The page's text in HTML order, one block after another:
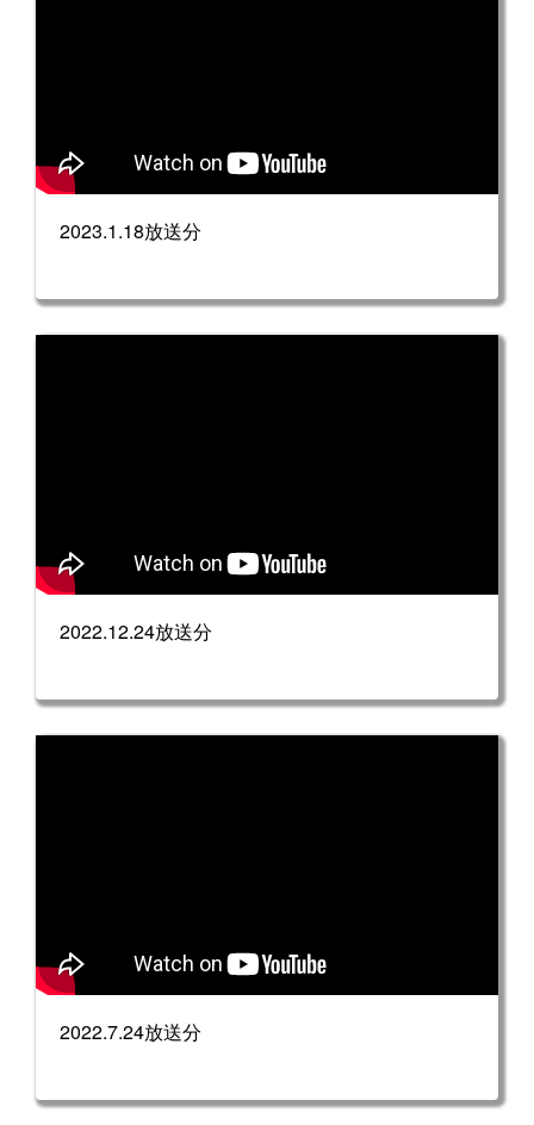
2023.1.18放送分
2022.12.24放送分
2022.7.24放送分